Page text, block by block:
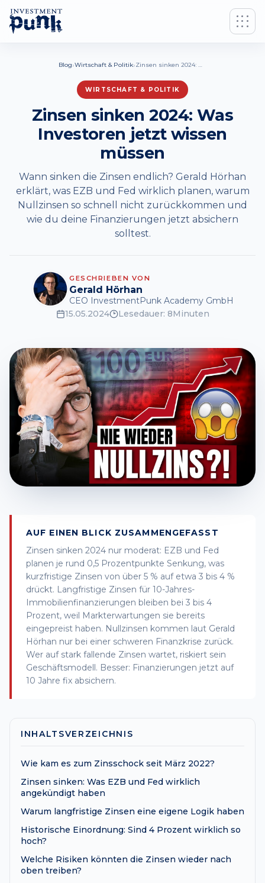
Blog›Wirtschaft & Politik› Zinsen sinken 2024: Was Investoren jetzt wissen müssen
WIRTSCHAFT & POLITIK
Zinsen sinken 2024: Was
Investoren jetzt wissen
müssen
Wann sinken die Zinsen endlich? Gerald Hörhan
erklärt, was EZB und Fed wirklich planen, warum
Nullzinsen so schnell nicht zurückkommen und
wie du deine Finanzierungen jetzt absichern
solltest.
GESCHRIEBEN VON
Gerald Hörhan
CEO InvestmentPunk Academy GmbH
15.05.2024
Lesedauer: 8Minuten
AUF EINEN BLICK ZUSAMMENGEFASST
Zinsen sinken 2024 nur moderat: EZB und Fed
planen je rund 0,5 Prozentpunkte Senkung, was
kurzfristige Zinsen von über 5 % auf etwa 3 bis 4 %
drückt. Langfristige Zinsen für 10-Jahres-
Immobilienfinanzierungen bleiben bei 3 bis 4
Prozent, weil Markterwartungen sie bereits
eingepreist haben. Nullzinsen kommen laut Gerald
Hörhan nur bei einer schweren Finanzkrise zurück.
Wer auf stark fallende Zinsen wartet, riskiert sein
Geschäftsmodell. Besser: Finanzierungen jetzt auf
10 Jahre fix absichern.
INHALTSVERZEICHNIS
Wie kam es zum Zinsschock seit März 2022?
Zinsen sinken: Was EZB und Fed wirklich
angekündigt haben
Warum langfristige Zinsen eine eigene Logik haben
Historische Einordnung: Sind 4 Prozent wirklich so
hoch?
Welche Risiken könnten die Zinsen wieder nach
oben treiben?